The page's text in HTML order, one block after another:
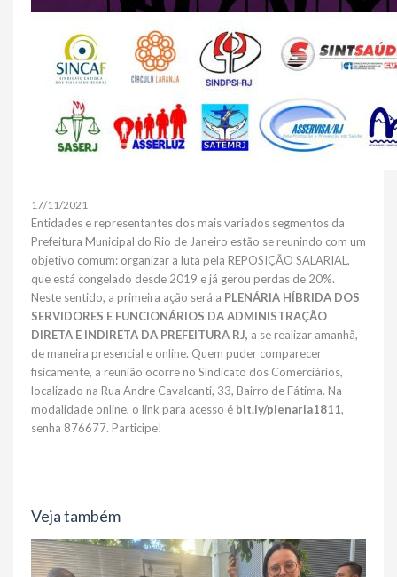
17/11/2021
Entidades e representantes dos mais variados segmentos da
Prefeitura Municipal do Rio de Janeiro estão se reunindo com um
objetivo comum: organizar a luta pela REPOSIÇÃO SALARIAL,
que está congelado desde 2019 e já gerou perdas de 20%.
Neste sentido, a primeira ação será a PLENÁRIA HÍBRIDA DOS
SERVIDORES E FUNCIONÁRIOS DA ADMINISTRAÇÃO
DIRETA E INDIRETA DA PREFEITURA RJ, a se realizar amanhã,
de maneira presencial e online. Quem puder comparecer
fisicamente, a reunião ocorre no Sindicato dos Comerciários,
localizado na Rua Andre Cavalcanti, 33, Bairro de Fátima. Na
modalidade online, o link para acesso é bit.ly/plenaria1811,
senha 876677. Participe!
Veja também